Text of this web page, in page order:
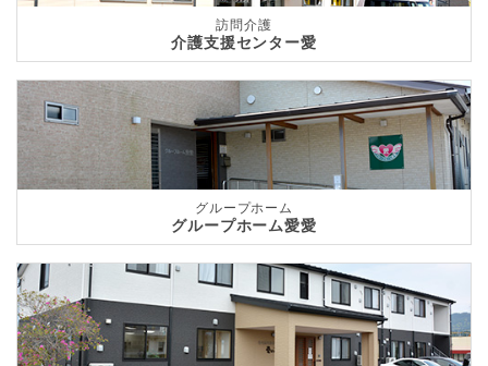
訪問介護
介護支援センター愛
グループホーム
グループホーム愛愛